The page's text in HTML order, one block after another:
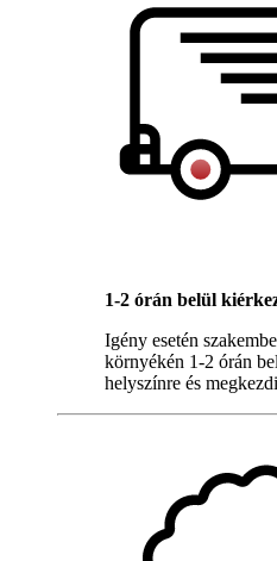
1-2 órán belül
Igény esetén
környékén 1-2 órán
helyszínre és